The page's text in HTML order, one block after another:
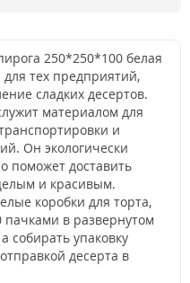
250*250*100 белая
тех предприятий,
сладких десертов.
материалом для
и
Он экологически
поможет доставить
и красивым.
коробки для торта,
пачками в развернутом
собирать упаковку
десерта в